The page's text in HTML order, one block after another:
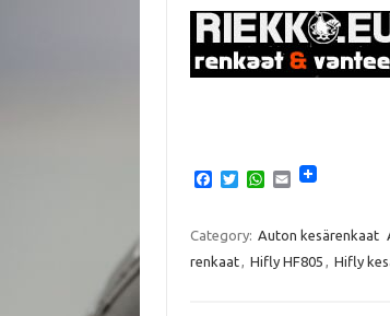
F
e
b
o
T
t
t
e
W
t
A
E
i
Category: Auton kesärenkaat
renkaat, Hifly HF805 , Hifly